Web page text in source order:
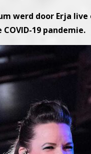
werd door Erja
19 pandemie.